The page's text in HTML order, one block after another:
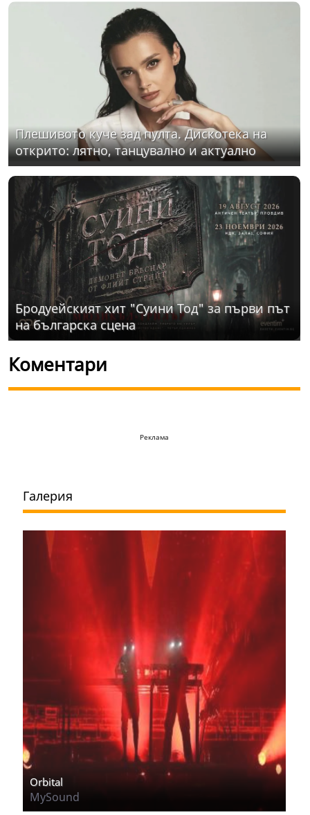
Плешивото куче зад пулта. Дискотека на
открито: лятно, танцувално и актуално
Бродуейският хит "Суини Тод" за първи път
на българска сцена
Коментари
Реклама
Галерия
Orbital
MySound